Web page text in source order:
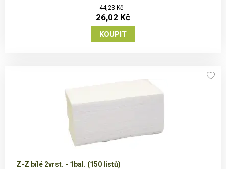
44,23 Kč
26,02 Kč
Z-Z bílé 2vrst. - 1bal. (150 listů)